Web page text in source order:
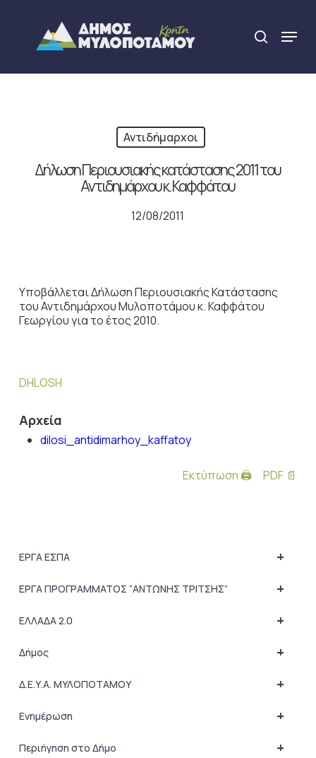
content
search
Menu
Αντιδήμαρχοι
Δήλωση Περιουσιακής κατάστασης 2011 του
Αντιδημάρχου κ. Καφφάτου
12/08/2011
Υποβάλλεται Δήλωση Περιουσιακής Κατάστασης
του Αντιδημάρχου Μυλοποτάμου κ. Καφφάτου
Γεωργίου για το έτος 2010.
DHLOSH
Αρχεία
dilosi_antidimarhoy_kaffatoy
Εκτύπωση 🖨 PDF 📄
+
ΕΡΓΑ ΕΣΠΑ
+
ΕΡΓΑ ΠΡΟΓΡΑΜΜΑΤΟΣ “ΑΝΤΩΝΗΣ ΤΡΙΤΣΗΣ”
+
ΕΛΛΑΔΑ 2.0
+
Δήμος
+
Δ.Ε.Υ.Α. ΜΥΛΟΠΟΤΑΜΟΥ
+
Ενημέρωση
+
Περιήγηση στο Δήμο
Close